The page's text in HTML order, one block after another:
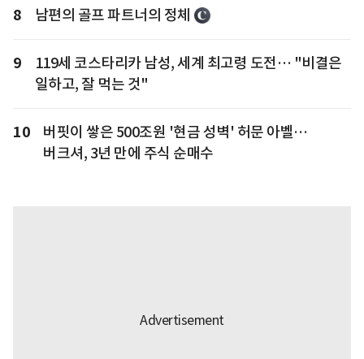
8 남편의 골프 파트너의 정체
9
119세 코스타리카 남성, 세계 최고령 도전… "비결은
일하고, 잘 먹는 것"
10
버핏이 쌓은 500조원 '현금 성벽' 허문 아벨…
버크셔, 3년 만에 주식 순매수